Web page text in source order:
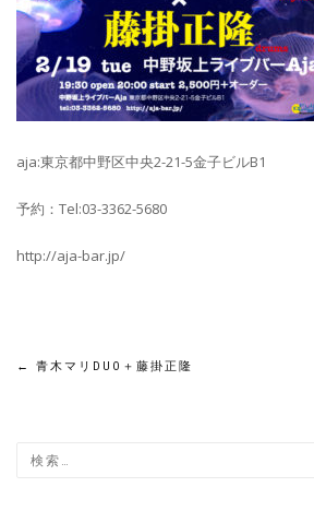
aja:東京都中野区中央2-21-5金子ビルB1
予約：Tel:03-3362-5680
http://aja-bar.jp/
← 青木マリDUO＋藤掛正隆